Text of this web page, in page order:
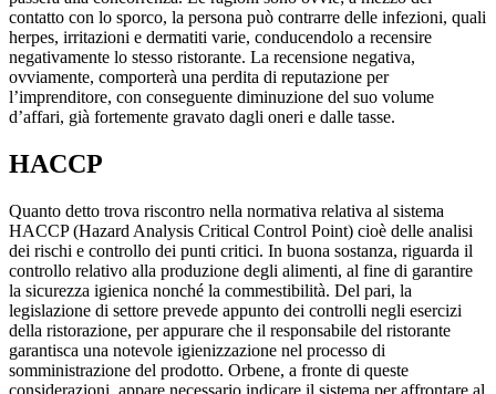
contatto con lo sporco, la persona può contrarre delle infezioni, quali
herpes, irritazioni e dermatiti varie, conducendolo a recensire
negativamente lo stesso ristorante. La recensione negativa,
ovviamente, comporterà una perdita di reputazione per
l’imprenditore, con conseguente diminuzione del suo volume
d’affari, già fortemente gravato dagli oneri e dalle tasse.
HACCP
Quanto detto trova riscontro nella normativa relativa al sistema
HACCP (Hazard Analysis Critical Control Point) cioè delle analisi
dei rischi e controllo dei punti critici. In buona sostanza, riguarda il
controllo relativo alla produzione degli alimenti, al fine di garantire
la sicurezza igienica nonché la commestibilità. Del pari, la
legislazione di settore prevede appunto dei controlli negli esercizi
della ristorazione, per appurare che il responsabile del ristorante
garantisca una notevole igienizzazione nel processo di
somministrazione del prodotto. Orbene, a fronte di queste
considerazioni, appare necessario indicare il sistema per affrontare al